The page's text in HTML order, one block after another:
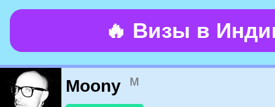
🔥 Визы в
Moony м